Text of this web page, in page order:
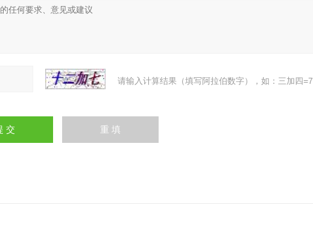
请输入计算结果（填写阿拉伯数字），如：三加四=7